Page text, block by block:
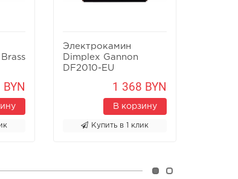
Электрокамин
Dimplex Gannon
DF2010-EU
1 368 BYN
В корзину
Купить в 1 клик